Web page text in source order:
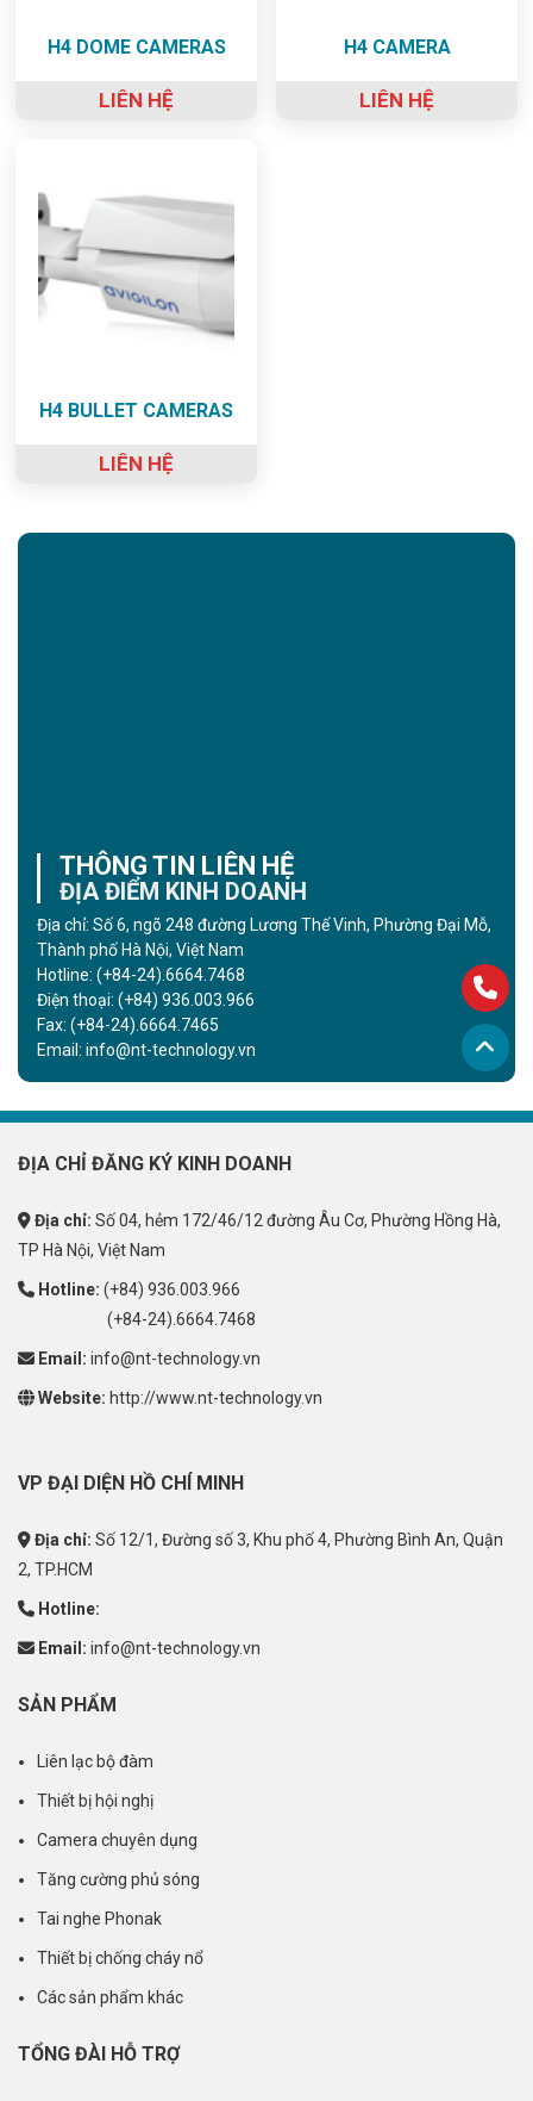
H4 DOME CAMERAS
LIÊN HỆ
H4 CAMERA
LIÊN HỆ
H4 BULLET CAMERAS
LIÊN HỆ
THÔNG TIN LIÊN HỆ
ĐỊA ĐIỂM KINH DOANH
Địa chỉ: Số 6, ngõ 248 đường Lương Thế Vinh, Phường Đại Mỗ,
Thành phố Hà Nội, Việt Nam
Hotline: (+84-24).6664.7468
Điện thoại: (+84) 936.003.966
Fax: (+84-24).6664.7465
Email: info@nt-technology.vn
ĐỊA CHỈ ĐĂNG KÝ KINH DOANH
Địa chỉ: Số 04, hẻm 172/46/12 đường Âu Cơ, Phường Hồng Hà,
TP Hà Nội, Việt Nam
Hotline: (+84) 936.003.966
(+84-24).6664.7468
Email: info@nt-technology.vn
Website: http://www.nt-technology.vn
VP ĐẠI DIỆN HỒ CHÍ MINH
Địa chỉ: Số 12/1, Đường số 3, Khu phố 4, Phường Bình An, Quận
2, TP.HCM
Hotline:
Email: info@nt-technology.vn
SẢN PHẨM
Liên lạc bộ đàm
Thiết bị hội nghị
Camera chuyên dụng
Tăng cường phủ sóng
Tai nghe Phonak
Thiết bị chống cháy nổ
Các sản phẩm khác
TỔNG ĐÀI HỖ TRỢ